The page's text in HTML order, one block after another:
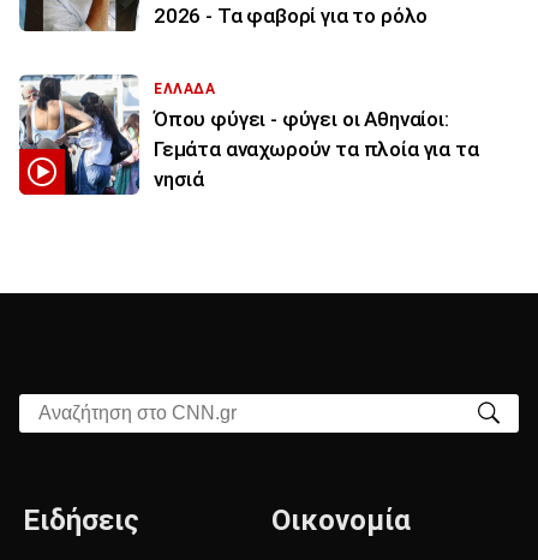
2026 - Τα φαβορί για το ρόλο
ΕΛΛΑΔΑ
Όπου φύγει - φύγει οι Αθηναίοι:
Γεμάτα αναχωρούν τα πλοία για τα
νησιά
Αναζήτηση στο CNN.gr
Ειδήσεις Οικονομία